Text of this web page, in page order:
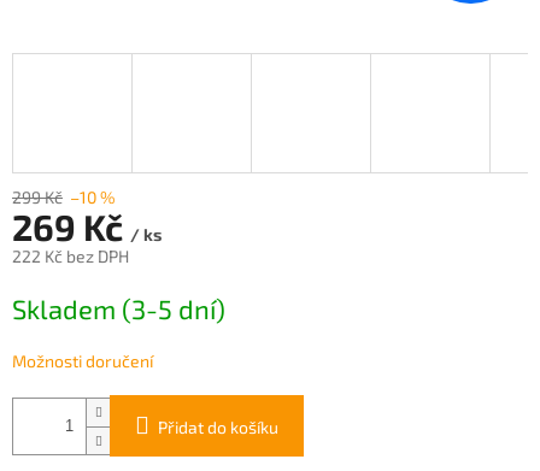
299 Kč –10 %
269 Kč / ks
222 Kč bez DPH
cena:
Skladem (3-5 dní)
Možnosti doručení
Přidat do košíku